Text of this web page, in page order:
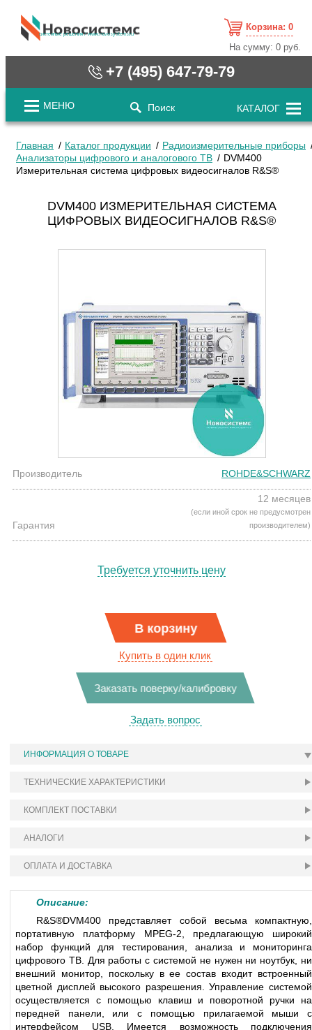
cистемные решения / www.novosystems.ru
Корзина: 0
На сумму:0 руб.
+7 (495) 647-79-79
МЕНЮ Поиск КАТАЛОГ
Главная Каталог продукции
Радиоизмерительные приборы
Анализаторы цифрового и аналогового ТВ
DVM400
Измерительная система цифровых видеосигналов R&S®
DVM400 ИЗМЕРИТЕЛЬНАЯ СИСТЕМА
ЦИФРОВЫХ ВИДЕОСИГНАЛОВ R&S®
Производитель ROHDE&SCHWARZ
Гарантия
12 месяцев
(если иной срок не предусмотрен
производителем)
Требуется уточнить цену
В корзину
Купить в один клик
Заказать поверку/калибровку
Задать вопрос
ИНФОРМАЦИЯ О ТОВАРЕ
ТЕХНИЧЕСКИЕ ХАРАКТЕРИСТИКИ
КОМПЛЕКТ ПОСТАВКИ
АНАЛОГИ
ОПЛАТА И ДОСТАВКА
Описание:
R&S®DVM400 представляет собой весьма компактную,
портативную платформу MPEG-2, предлагающую широкий
набор функций для тестирования, анализа и мониторинга
цифрового ТВ. Для работы с системой не нужен ни ноутбук, ни
внешний монитор, поскольку в ее состав входит встроенный
цветной дисплей высокого разрешения. Управление системой
осуществляется с помощью клавиш и поворотной ручки на
передней панели, или с помощью прилагаемой мыши с
интерфейсом USB. Имеется возможность подключения